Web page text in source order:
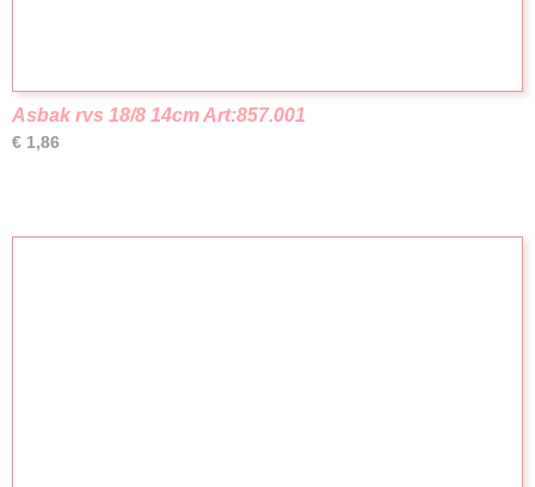
Asbak rvs 18/8 14cm Art:857.001
€ 1,86